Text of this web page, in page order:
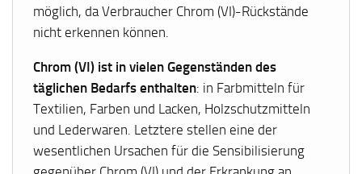
möglich, da Verbraucher Chrom (VI)-Rückstände
nicht erkennen können.
Chrom (VI) ist in vielen Gegenständen des
täglichen Bedarfs enthalten: in Farbmitteln für
Textilien, Farben und Lacken, Holzschutzmitteln
und Lederwaren. Letztere stellen eine der
wesentlichen Ursachen für die Sensibilisierung